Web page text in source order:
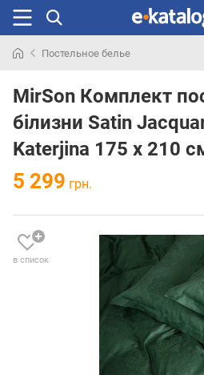
раньше
Постельное белье
MirSon Комплект
білизни Satin
Katerjina 175 x 210
5 299 грн.
в список